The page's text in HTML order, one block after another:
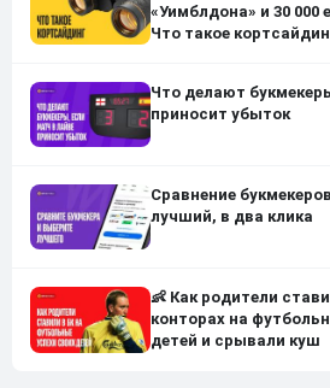
«Уимблдона» и 30 000
Что такое
Что делают
приносит убыток
Сравнение
лучший, в два клика
👶 Как родители
конторах на
детей и срывали куш